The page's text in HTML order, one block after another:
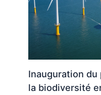
Inauguration
la biodiversité